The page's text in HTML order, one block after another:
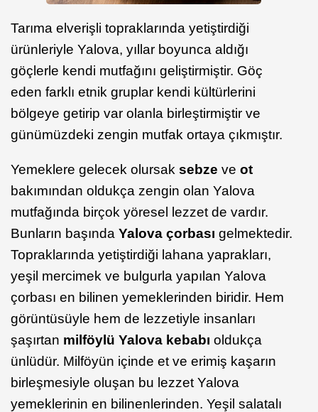
Tarıma elverişli topraklarında yetiştirdiği
ürünleriyle Yalova, yıllar boyunca aldığı
göçlerle kendi mutfağını geliştirmiştir. Göç
eden farklı etnik gruplar kendi kültürlerini
bölgeye getirip var olanla birleştirmiştir ve
günümüzdeki zengin mutfak ortaya çıkmıştır.
Yemeklere gelecek olursak sebze ve ot
bakımından oldukça zengin olan Yalova
mutfağında birçok yöresel lezzet de vardır.
Bunların başında Yalova çorbası gelmektedir.
Topraklarında yetiştirdiği lahana yaprakları,
yeşil mercimek ve bulgurla yapılan Yalova
çorbası en bilinen yemeklerinden biridir. Hem
görüntüsüyle hem de lezzetiyle insanları
şaşırtan milföylü Yalova kebabı oldukça
ünlüdür. Milföyün içinde et ve erimiş kaşarın
birleşmesiyle oluşan bu lezzet Yalova
yemeklerinin en bilinenlerinden. Yeşil salatalı